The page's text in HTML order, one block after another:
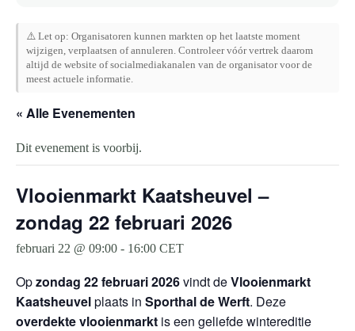
⚠️ Let op: Organisatoren kunnen markten op het laatste moment
wijzigen, verplaatsen of annuleren. Controleer vóór vertrek daarom
altijd de website of socialmediakanalen van de organisator voor de
meest actuele informatie.
« Alle Evenementen
Dit evenement is voorbij.
Vlooienmarkt Kaatsheuvel –
zondag 22 februari 2026
februari 22 @ 09:00 - 16:00 CET
Opzondag 22 februari 2026vindt deVlooienmarkt
Kaatsheuvelplaats in Sporthal de Werft. Deze
overdekte vlooienmarkt is een geliefde wintereditie